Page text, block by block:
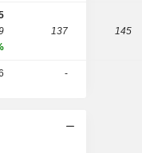
137 145
-